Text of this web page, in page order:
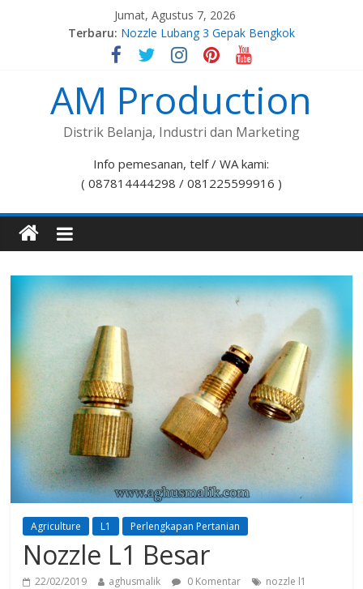
Jumat, Agustus 7, 2026
Terbaru: Nozzle Lubang 3 Gepak Bengkok
Spuyer Kompor Gas M8x1,0
Spuyer Kompor Gas M8x1,25
Nozzle Lubang 7 Stelan Bengkok
Nozzle Lubang 5 Gepak Bengkok
AM Production
Distrik Belanja, Industri dan Marketing
Info pemesanan, telf / WA kami:
( 087814444298 / 081225599916 )
Agriculture L1 Perlengkapan Pertanian
Nozzle L1 Besar
22/02/2019 aghusmalik 0 Komentar
nozzle l1